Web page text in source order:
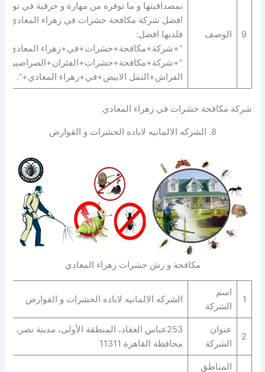
9 الوصف
بمصداقيتها و ما توفره من مهارة و حرفية في توفير
افضل شركة مكافحة حشرات في زهراء المعادي
فلديها افضل:
“+شركة+مكافحة+حشرات+في+زهراء
الفراش+النمل الابيض+في+زهراء المعادي+”.
شركة مكافحة حشرات في زهراء المعادي
8. الشركه الالمانيه لاباده الحشرات و القوارض
مكافحة و رش حشرات زهراء المعادي
1
اسم
الشركة
الشركه الالمانيه لاباده الحشرات و القوارض
2
عنوان
الشركة
253عباس العقاد، المنطقة الأولى، مدينة نصر،
محافظة القاهرة‬ 11311
المناطق